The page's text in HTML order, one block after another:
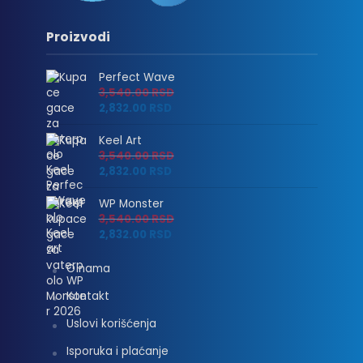
Proizvodi
Perfect Wave
3,540.00RSD
2,832.00 RSD
Keel Art
3,540.00RSD
2,832.00 RSD
WP Monster
3,540.00RSD
2,832.00 RSD
O nama
Kontakt
Uslovi korišćenja
Isporuka i plaćanje